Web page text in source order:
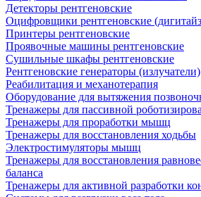
Детекторы рентгеновские
Оцифровщики рентгеновские
Принтеры рентгеновские
Проявочные машины рентгеновские
Сушильные шкафы рентгеновские
Рентгеновские генераторы (излучатели)
Реабилитация и механотерапия
Оборудование для вытяжения
Тренажеры для пассивной
Тренажеры для проработки мышц
Тренажеры для восстановления ходьбы
Электростимуляторы мышц
Тренажеры для восстановления
баланса
Тренажеры для активной разработки